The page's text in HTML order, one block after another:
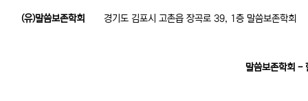
(유)말씀보존학회 경기도 김포시 고촌읍 장곡로 39, 1층 말씀보존학회
말씀보존학회 -